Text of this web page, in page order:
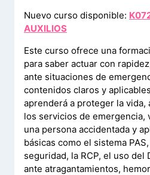
Nuevo curso disponible:
AUXILIOS
Este curso ofrece una
para saber actuar con
ante situaciones de
contenidos claros y
aprenderá a proteger la
los servicios de emergencia,
una persona accidentada y
básicas como el sistema
seguridad, la RCP, el uso del
ante atragantamientos,